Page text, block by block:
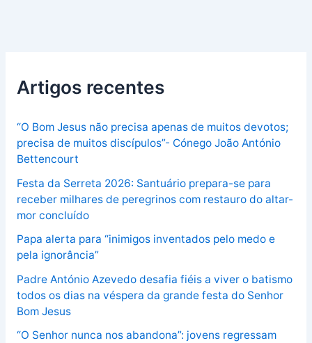
Artigos recentes
“O Bom Jesus não precisa apenas de muitos devotos;
precisa de muitos discípulos”- Cónego João António
Bettencourt
Festa da Serreta 2026: Santuário prepara-se para
receber milhares de peregrinos com restauro do altar-
mor concluído
Papa alerta para “inimigos inventados pelo medo e
pela ignorância”
Padre António Azevedo desafia fiéis a viver o batismo
todos os dias na véspera da grande festa do Senhor
Bom Jesus
“O Senhor nunca nos abandona”: jovens regressam